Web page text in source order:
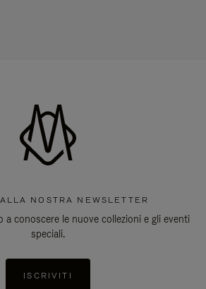
NOSTRA NEWSLETTER
a conoscere le nuove collezioni e gli eventi
speciali.
ISCRIVITI